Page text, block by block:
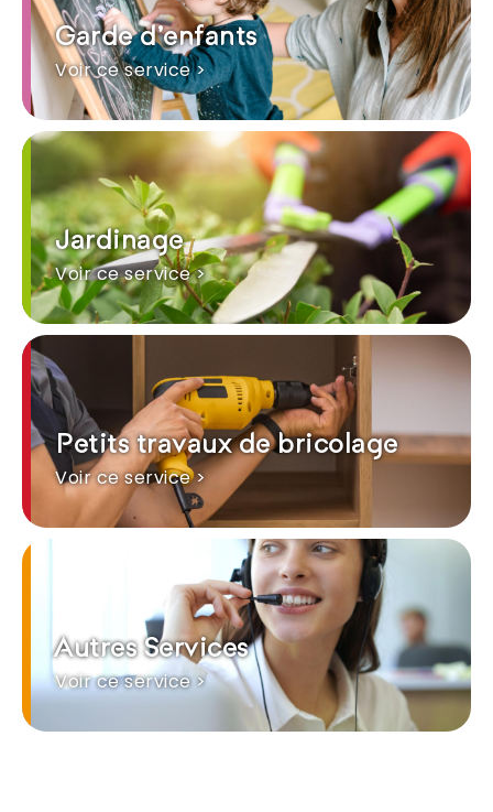
Garde d'enfants
Voir ce service >
Jardinage
Voir ce service >
Petits travaux de bricolage
Voir ce service >
Autres Services
Voir ce service >